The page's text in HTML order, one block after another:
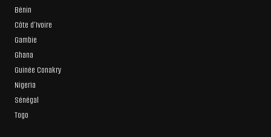
Bénin
Côte d’Ivoire
Gambie
Ghana
Guinée Conakry
Nigeria
Sénégal
Togo